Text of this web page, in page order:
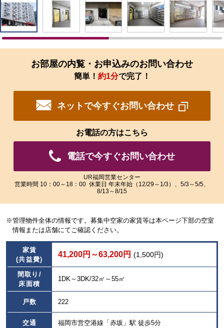
像
を
ク
リ
す
拡
大
さ
い
だ
ま
す。
像
を
ク
リ
拡
い
だ
ま
お部屋の内覧・お申込みのお問い合わせ
簡単！ 約1分で完了！
ネットで今すぐお問い合わせ
お電話の方はこちら
電話で今すぐお問い合わせ
UR福岡営業センター
営業時間 10：00～18：00 休業日 年末年始（12/29～1/3）、5/3～5/5、
8/13～8/15
※管理物件全体の情報です。募集中空家の家賃等は本ページ下部の空室
情報または店舗にてご確認ください。
家賃
(共益費)
41,200円～63,200円 (1,500円)
間取り/
床面積
1DK～3DK/32㎡～55㎡
戸数 222
交通
福岡市営空港線「赤坂」駅 徒歩5分